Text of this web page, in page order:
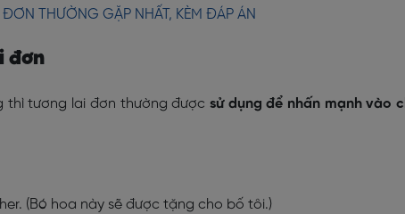
THƯỜNG GẶP NHẤT, KÈM ĐÁP ÁN
đơn
tương lai đơn thường được sử dụng để nhấn mạnh vào
(Bó hoa này sẽ được tặng cho bố tôi.)